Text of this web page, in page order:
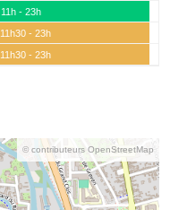
11h - 23h
11h30 - 23h
11h30 - 23h
© contributeurs OpenStreetMap